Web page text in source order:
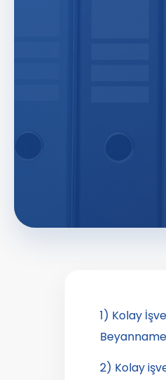
1) Kolay
2) Kolay